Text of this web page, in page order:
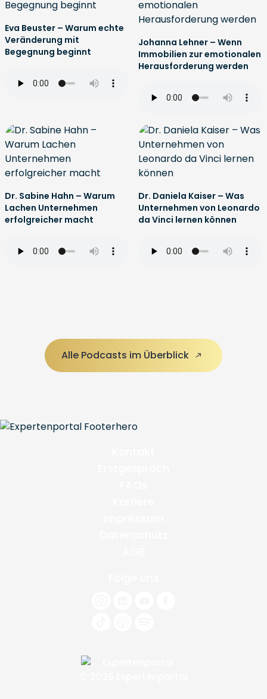
Eva Beuster – Warum echte
Veränderung mit
Begegnung beginnt
Johanna Lehner – Wenn
Immobilien zur emotionalen
Herausforderung werden
Dr. Sabine Hahn – Warum
Lachen Unternehmen
erfolgreicher macht
Dr. Daniela Kaiser – Was
Unternehmen von Leonardo
da Vinci lernen können
Alle Podcasts im Überblick